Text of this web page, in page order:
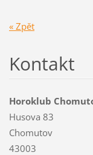
« Zpět
Kontakt
Horoklub
Husova 83
Chomutov
43003